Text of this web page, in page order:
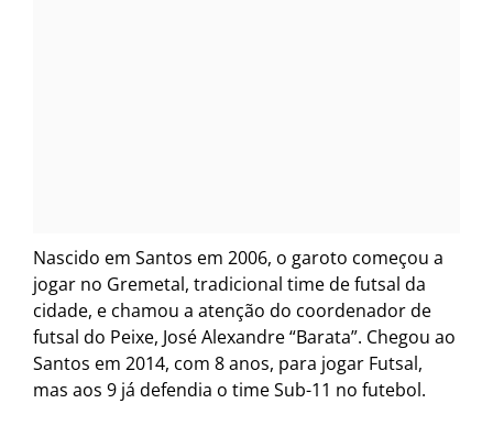
Nascido em Santos em 2006, o garoto começou a
jogar no Gremetal, tradicional time de futsal da
cidade, e chamou a atenção do coordenador de
futsal do Peixe, José Alexandre “Barata”. Chegou ao
Santos em 2014, com 8 anos, para jogar Futsal,
mas aos 9 já defendia o time Sub-11 no futebol.